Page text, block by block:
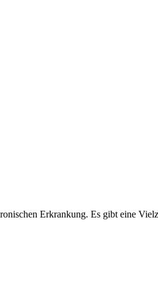
Erkrankung. Es gibt eine